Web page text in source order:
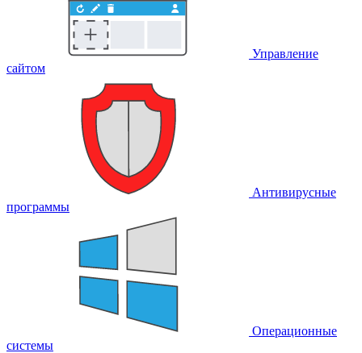
Управление
сайтом
Антивирусные
программы
Операционные
системы